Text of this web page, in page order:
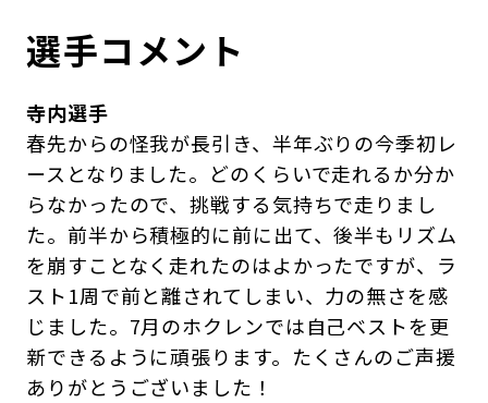
選手コメント
寺内選手
春先からの怪我が長引き、半年ぶりの今季初レ
ースとなりました。どのくらいで走れるか分か
らなかったので、挑戦する気持ちで走りまし
た。前半から積極的に前に出て、後半もリズム
を崩すことなく走れたのはよかったですが、ラ
スト1周で前と離されてしまい、力の無さを感
じました。7月のホクレンでは自己ベストを更
新できるように頑張ります。たくさんのご声援
ありがとうございました！